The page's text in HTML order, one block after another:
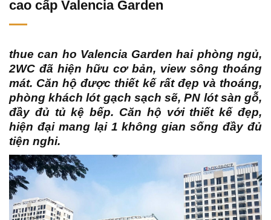
cao cấp Valencia Garden
thue can ho Valencia Garden hai phòng ngủ,
2WC đã hiện hữu cơ bản, view sông thoáng
mát. Căn hộ được thiết kế rất đẹp và thoáng,
phòng khách lót gạch sạch sẽ, PN lót sàn gỗ,
đầy đủ tủ kệ bếp. Căn hộ với thiết kế đẹp,
hiện đại mang lại 1 không gian sống đầy đủ
tiện nghi.